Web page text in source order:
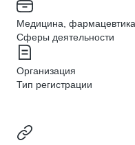
Медицина,
Сферы деятельности
Организация
Тип регистрации